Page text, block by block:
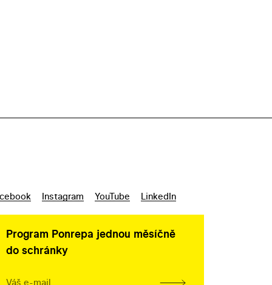
Instagram YouTube LinkedIn
Program Ponrepa jednou měsíčně
do schránky